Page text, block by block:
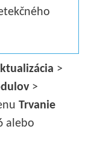
>
>
Trvanie
alebo